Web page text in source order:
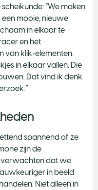
“We maken
een mooie, nieuwe
in elkaar te
en het
van klik-elementen.
in elkaar vallen. Die
Dat vind ik denk
spannend of ze
zijn de
verwachten dat we
in beeld
Niet alleen in